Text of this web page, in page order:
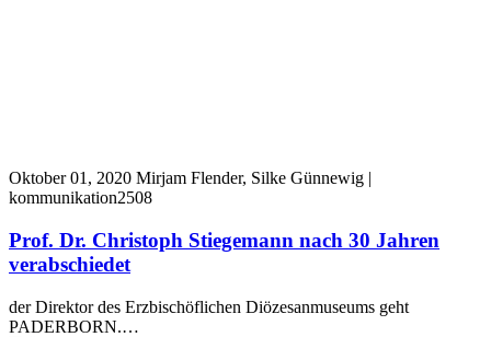
Oktober 01, 2020 Mirjam Flender, Silke Günnewig |
kommunikation2508
Prof. Dr. Christoph Stiegemann nach 30 Jahren
verabschiedet
der Direktor des Erzbischöflichen Diözesanmuseums geht
PADERBORN.…